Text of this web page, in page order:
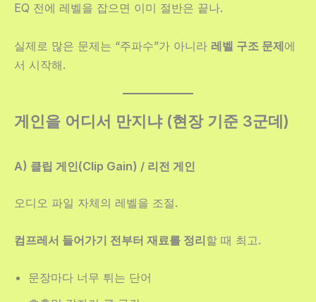
EQ 전에 레벨을 잡으면 이미 절반은 끝나.
실제로 많은 문제는 “주파수”가 아니라 레벨 구조 문제에
서 시작해.
게인을 어디서 만지냐 (현장 기준 3군데)
A) 클립 게인(Clip Gain) / 리전 게인
오디오 파일 자체의 레벨을 조절.
컴프레서 들어가기 전부터 재료를 정리할 때 최고.
문장마다 너무 튀는 단어